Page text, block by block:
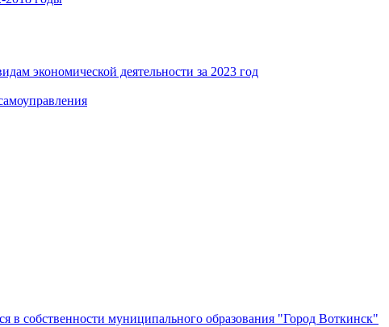
экономической деятельности за 2023 год
в собственности муниципального образования "Город Воткинск"